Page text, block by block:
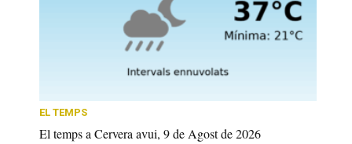
EL TEMPS
El temps a Cervera avui, 9 de Agost de 2026